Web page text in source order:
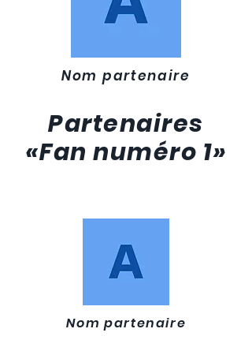
Nom partenaire
Partenaires
«Fan numéro 1»
Nom partenaire